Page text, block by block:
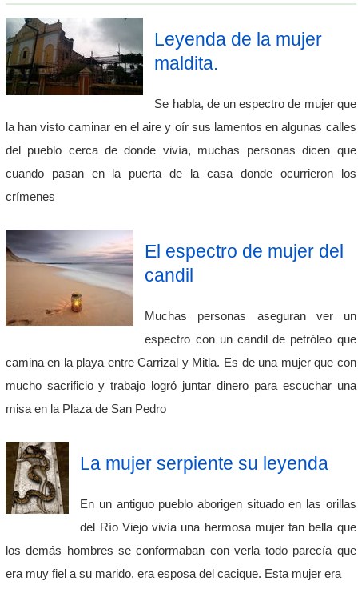
Leyenda de la mujer
maldita.
Se habla, de un espectro de mujer que
la han visto caminar en el aire y oír sus lamentos en algunas calles
del pueblo cerca de donde vivía, muchas personas dicen que
cuando pasan en la puerta de la casa donde ocurrieron los
crímenes
El espectro de mujer del
candil
Muchas personas aseguran ver un
espectro con un candil de petróleo que
camina en la playa entre Carrizal y Mitla. Es de una mujer que con
mucho sacrificio y trabajo logró juntar dinero para escuchar una
misa en la Plaza de San Pedro
La mujer serpiente su leyenda
En un antiguo pueblo aborigen situado en las orillas
del Río Viejo vivía una hermosa mujer tan bella que
los demás hombres se conformaban con verla todo parecía que
era muy fiel a su marido, era esposa del cacique. Esta mujer era